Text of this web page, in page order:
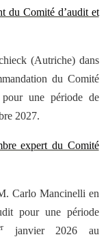
du Comité d’audit et
(Autriche) dans
du Comité
une période de
2027.
expert du Comité
Carlo Mancinelli en
pour une période
janvier 2026 au